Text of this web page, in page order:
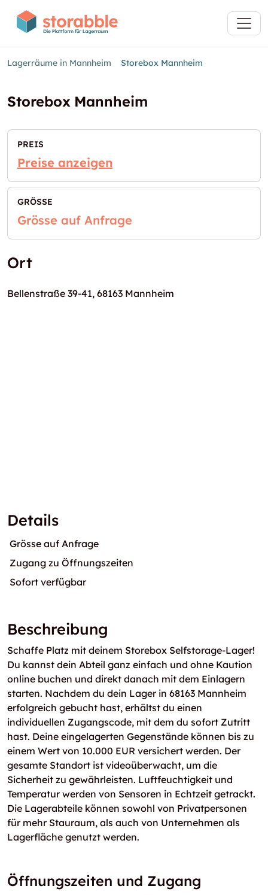
Lagerräume in Mannheim Storebox Mannheim
Storebox Mannheim
PREIS
Preise anzeigen
GRÖSSE
Grösse auf Anfrage
Ort
Bellenstraße 39-41, 68163 Mannheim
Details
Grösse auf Anfrage
Zugang zu Öffnungszeiten
Sofort verfügbar
Beschreibung
Schaffe Platz mit deinem Storebox Selfstorage-Lager!
Du kannst dein Abteil ganz einfach und ohne Kaution
online buchen und direkt danach mit dem Einlagern
starten. Nachdem du dein Lager in 68163 Mannheim
erfolgreich gebucht hast, erhältst du einen
individuellen Zugangscode, mit dem du sofort Zutritt
hast. Deine eingelagerten Gegenstände können bis zu
einem Wert von 10.000 EUR versichert werden. Der
gesamte Standort ist videoüberwacht, um die
Sicherheit zu gewährleisten. Luftfeuchtigkeit und
Temperatur werden von Sensoren in Echtzeit getrackt.
Die Lagerabteile können sowohl von Privatpersonen
für mehr Stauraum, als auch von Unternehmen als
Lagerfläche genutzt werden.
Öffnungszeiten und Zugang